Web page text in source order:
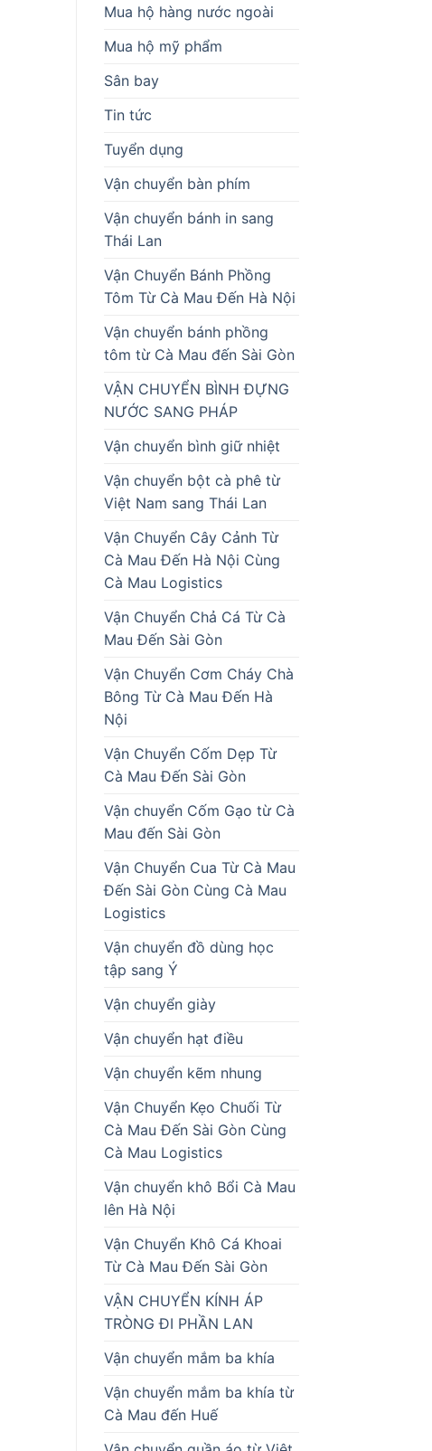
Mua hộ hàng nước ngoài
Mua hộ mỹ phẩm
Sân bay
Tin tức
Tuyển dụng
Vận chuyển bàn phím
Vận chuyển bánh in sang
Thái Lan
Vận Chuyển Bánh Phồng
Tôm Từ Cà Mau Đến Hà Nội
Vận chuyển bánh phồng
tôm từ Cà Mau đến Sài Gòn
VẬN CHUYỂN BÌNH ĐỰNG
NƯỚC SANG PHÁP
Vận chuyển bình giữ nhiệt
Vận chuyển bột cà phê từ
Việt Nam sang Thái Lan
Vận Chuyển Cây Cảnh Từ
Cà Mau Đến Hà Nội Cùng
Cà Mau Logistics
Vận Chuyển Chả Cá Từ Cà
Mau Đến Sài Gòn
Vận Chuyển Cơm Cháy Chà
Bông Từ Cà Mau Đến Hà
Nội
Vận Chuyển Cốm Dẹp Từ
Cà Mau Đến Sài Gòn
Vận chuyển Cốm Gạo từ Cà
Mau đến Sài Gòn
Vận Chuyển Cua Từ Cà Mau
Đến Sài Gòn Cùng Cà Mau
Logistics
Vận chuyển đồ dùng học
tập sang Ý
Vận chuyển giày
Vận chuyển hạt điều
Vận chuyển kẽm nhung
Vận Chuyển Kẹo Chuối Từ
Cà Mau Đến Sài Gòn Cùng
Cà Mau Logistics
Vận chuyển khô Bổi Cà Mau
lên Hà Nội
Vận Chuyển Khô Cá Khoai
Từ Cà Mau Đến Sài Gòn
VẬN CHUYỂN KÍNH ÁP
TRÒNG ĐI PHẦN LAN
Vận chuyển mắm ba khía
Vận chuyển mắm ba khía từ
Cà Mau đến Huế